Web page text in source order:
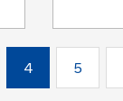
4 5